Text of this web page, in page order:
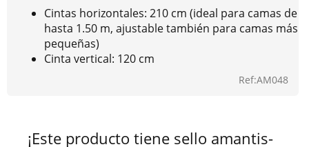
Cintas horizontales: 210 cm (ideal para camas de
hasta 1.50 m, ajustable también para camas más
pequeñas)
Cinta vertical: 120 cm
Ref:AM048
¡Este producto tiene sello amantis-